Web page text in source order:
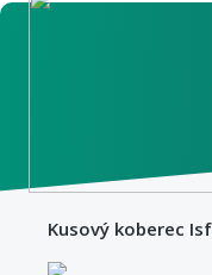
Kusový koberec